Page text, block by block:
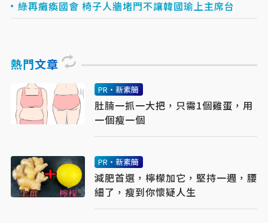
綠再癱瘓國會 椅子人牆堵門不讓韓國瑜上主席台
熱門文章
PR・新素簡
肚腩一抓一大把，只需1個雞蛋，用
一個瘦一個
PR・新素簡
減肥首選，檸檬加它，堅持一週，腰
細了，瘦到你懷疑人生